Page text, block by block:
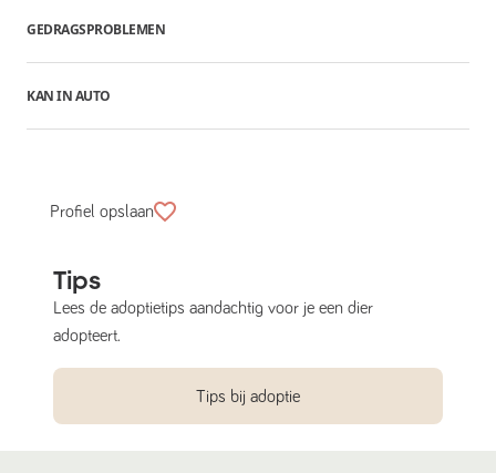
GEDRAGSPROBLEMEN
KAN IN AUTO
Profiel opslaan
Tips
Lees de adoptietips aandachtig voor je een dier
adopteert.
Tips bij adoptie